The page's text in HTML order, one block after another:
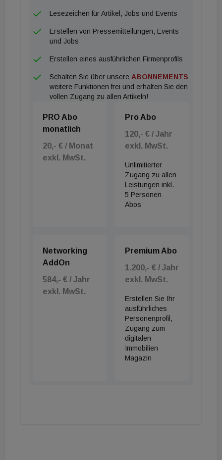
Lesezeichen für Artikel, Jobs und Events
Erstellen von Pressemitteilungen, Events
und Jobs
Erstellen eines ausführlichen Firmenprofils
Schalten Sie über unsere ABONNEMENTS
weitere Funktionen frei und erhalten Sie den
vollen Zugang zu allen Artikeln!
PRO Abo
monatlich
20,- € / Monat
exkl. MwSt.
Pro Abo
120,- € / Jahr
exkl. MwSt.
Unlimitierter
Zugang zu allen
Leistungen inkl.
5 Personen
Abos
Networking
AddOn
584,- € / Jahr
exkl. MwSt.
Premium Abo
1.200,- € / Jahr
exkl. MwSt.
Erstellen Sie Ihr
ausführliches
Personenprofil,
Zugang zum
digitalen
Immobilien
Magazin